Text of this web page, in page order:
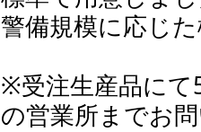
警備規模に応じ
※受注生産品にて
の営業所までお